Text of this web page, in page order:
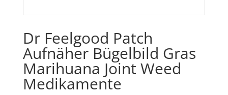
Dr Feelgood Patch
Aufnäher Bügelbild Gras
Marihuana Joint Weed
Medikamente